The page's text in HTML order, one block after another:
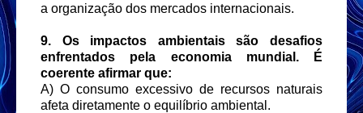
a organização dos mercados internacionais.
9. Os impactos ambientais são desafios
enfrentados pela economia mundial. É
coerente afirmar que:
A) O consumo excessivo de recursos naturais
afeta diretamente o equilíbrio ambiental.